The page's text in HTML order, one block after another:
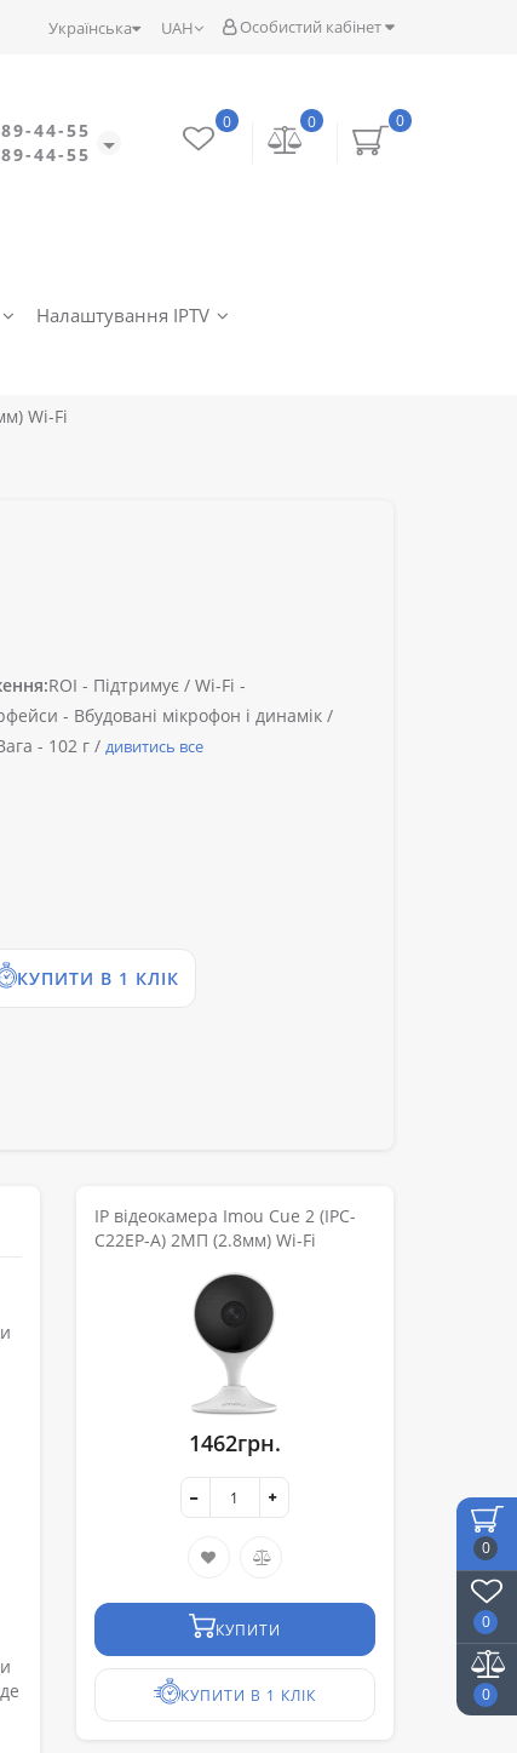
0
0
0
Особистий кабінет
UAH
Українська
44-55
44-55
0
0
0
Налаштування IPTV
Wi-Fi
ROI - Підтримує / Wi-Fi -
- Вбудовані мікрофон і динамік /
- 102 г / дивитись все
КУПИТИ В 1 КЛІК
IP відеокамера Imou Cue 2 (IPC-
C22EP-A) 2МП (2.8мм) Wi-Fi
1462грн.
КУПИТИ
КУПИТИ В 1 КЛІК